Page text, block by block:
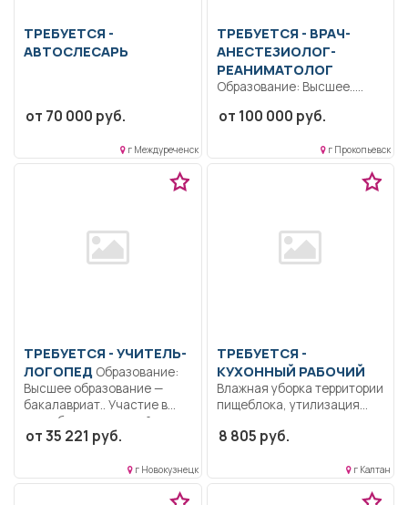
ТРЕБУЕТСЯ -
АВТОСЛЕСАРЬ
от 70 000 руб.
г Междуреченск
ТРЕБУЕТСЯ - ВРАЧ-
АНЕСТЕЗИОЛОГ-
РЕАНИМАТОЛОГ
Образование: Высшее..
от 100 000 руб.
г Прокопьевск
ТРЕБУЕТСЯ - УЧИТЕЛЬ-
ЛОГОПЕД
Высшее образование —
бакалавриат.. Участие в
разработке основной...
от 35 221 руб.
г Новокузнецк
ТРЕБУЕТСЯ -
КУХОННЫЙ РАБОЧИЙ
Влажная уборка территории
пищеблока, утилизация
отходов.. Неполный
8 805 руб.
г Калтан